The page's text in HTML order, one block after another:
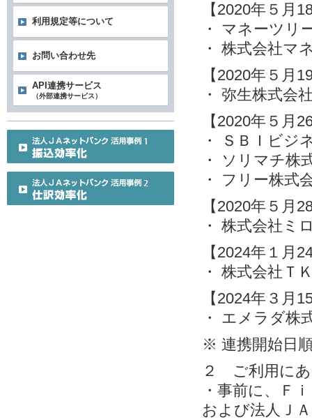
【2020年５月
・ マネーツリ
・ 株式会社マ
【2020年５月
・ 弥生株式会
【2020年５月
・ ＳＢＩビジ
・ ソリマチ株
・ フリー株式
【2020年５月
・ 株式会社ミ
【2024年１月
・ 株式会社Ｔ
【2024年３月
・ エメラダ株
※ 連携開始日
２ ご利用に
・事前に、Ｆ
および法人Ｊ
利用規定等について
お問い合わせ先
API連携サービス
（外部連携サービス）